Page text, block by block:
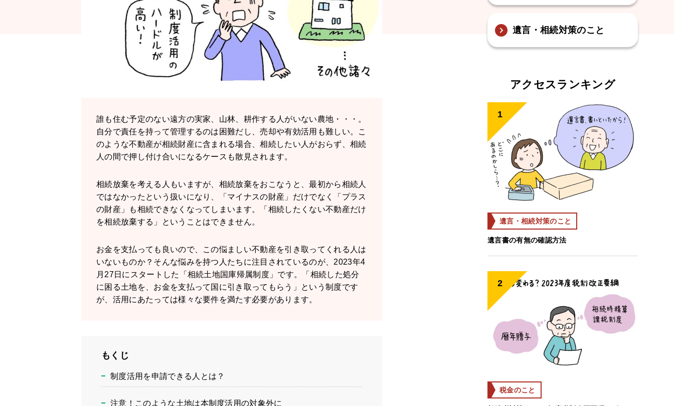
誰も住む予定のない遠方の実家、山林、耕作する人がいない農地・・・。
自分で責任を持って管理するのは困難だし、売却や有効活用も難しい。こ
のような不動産が相続財産に含まれる場合、相続したい人がおらず、相続
人の間で押し付け合いになるケースも散見されます。
相続放棄を考える人もいますが、相続放棄をおこなうと、最初から相続人
ではなかったという扱いになり、「マイナスの財産」だけでなく「プラス
の財産」も相続できなくなってしまいます。「相続したくない不動産だけ
を相続放棄する」ということはできません。
お金を支払っても良いので、この悩ましい不動産を引き取ってくれる人は
いないものか？そんな悩みを持つ人たちに注目されているのが、2023年4
月27日にスタートした「相続土地国庫帰属制度」です。「相続した処分
に困る土地を、お金を支払って国に引き取ってもらう」という制度です
が、活用にあたっては様々な要件を満たす必要があります。
もくじ
制度活用を申請できる人とは？
注意！このような土地は本制度活用の対象外に
遺言・相続対策のこと
アクセスランキング
遺言・相続対策のこと
遺言書の有無の確認方法
税金のこと